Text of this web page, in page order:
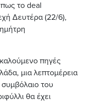
πως το deal
Δευτέρα (22/6),
πηγές
μια λεπτομέρεια
συμβόλαιο του
θα έχει